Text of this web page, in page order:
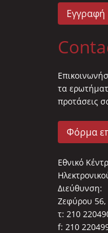
Εγγραφή
τα
προτάσεις
Φόρμα
Εθνικό
Διεύθυνση:
Ζεφύρου
τ: 210
f: 210